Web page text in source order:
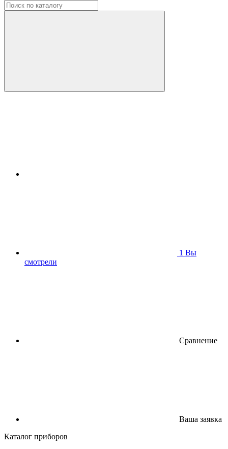
1 Вы
смотрели
Сравнение
Ваша заявка
Каталог приборов